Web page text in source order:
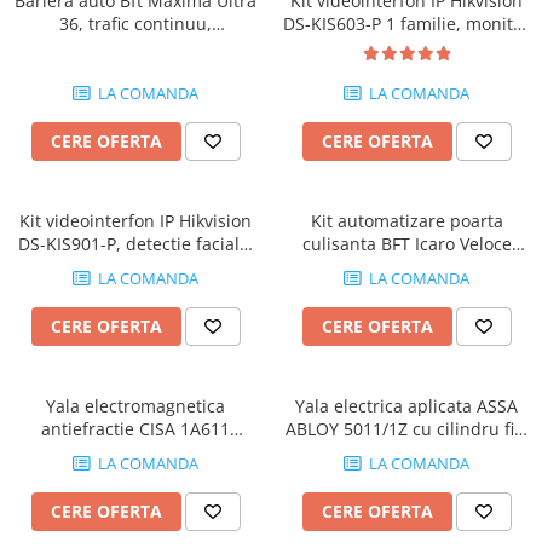
Kit-uri Feronerie Telescopice
Kit-uri Bariere Auto
Bariere Automate
Brate Bariere Auto
Accesorii Bariere Auto
Bolarzi antiterorism
Usi de Garaj
Motoare Usi Garaj
Accesorii
Fotocelule
Accesorii Diverse
Lampi Semnalizare
NVR - Network Video Recorder
36, trafic continuu,
LA COMANDA
CERE OFERTA
DS-KIS603-P 1 familie, monitor
7" Full HD, WiFi 2.4 GHz,
LA COMANDA
CERE OFERTA
Kit videointerfon IP Hikvision
DS-KIS901-P, detectie faciala,
PoE, 2MP, ecran 7 inch
LA COMANDA
CERE OFERTA
Kit automatizare poarta
culisanta BFT Icaro Veloce
Smart AC A2000, 2000Kg, 230V
LA COMANDA
CERE OFERTA
Yala electromagnetica
antiefractie CISA 1A611
Elettrika, aplicata, 2000Kg
forta, 3A, 12V
LA COMANDA
CERE OFERTA
Yala electrica aplicata ASSA
ABLOY 5011/1Z cu cilindru fix,
8/12Vca, 2.5A, reversibila
LA COMANDA
CERE OFERTA